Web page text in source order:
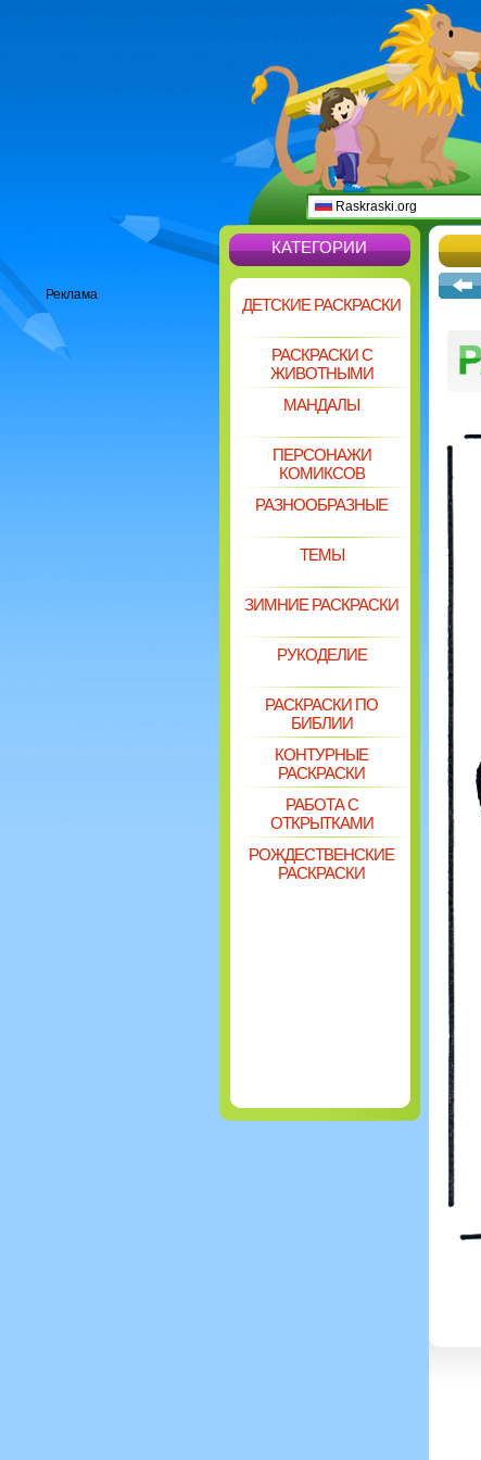
Реклама
Raskraski.org
КАТЕГОРИИ
ДЕТСКИЕ РАСКРАСКИ
РАСКРАСКИ С
ЖИВОТНЫМИ
МАНДАЛЫ
ПЕРСОНАЖИ
КОМИКСОВ
РАЗНООБРАЗНЫЕ
ТЕМЫ
ЗИМНИЕ РАСКРАСКИ
РУКОДЕЛИЕ
РАСКРАСКИ ПО
БИБЛИИ
КОНТУРНЫЕ
РАСКРАСКИ
РАБОТА С
ОТКРЫТКАМИ
РОЖДЕСТВЕНСКИЕ
РАСКРАСКИ